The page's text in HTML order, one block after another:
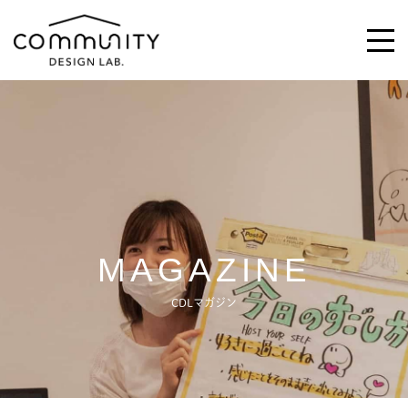
ABOUT
ACTIVITIES
MAGAZINE
NEWS
MAGAZINE
CDLマガジン